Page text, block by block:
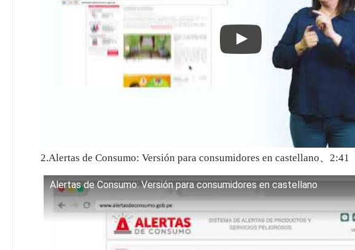
2.Alertas de Consumo: Versión para consumidores en castellano、2:41
Alertas de Consumo: Versión para consumidores en castellano